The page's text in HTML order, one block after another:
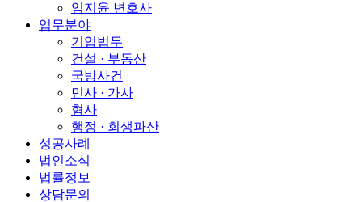
임지윤 변호사
업무분야
기업법무
건설 · 부동산
국방사건
민사 · 가사
형사
행정 · 회생파산
성공사례
법인소식
법률정보
상담문의